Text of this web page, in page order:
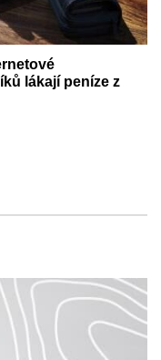
lákají peníze z